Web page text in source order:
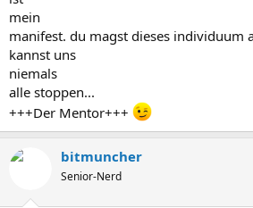
mein
manifest. du magst dieses individuum
kannst uns
niemals
alle stoppen...
+++Der Mentor+++
bitmuncher
Senior-Nerd